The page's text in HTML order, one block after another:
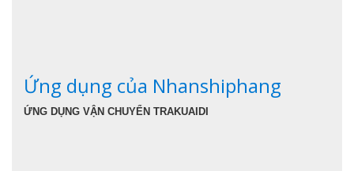
Ứng dụng của Nhanshiphang
ỨNG DỤNG VẬN CHUYỂN TRAKUAIDI